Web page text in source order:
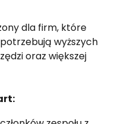
dla firm, które
wyższych
oraz większej